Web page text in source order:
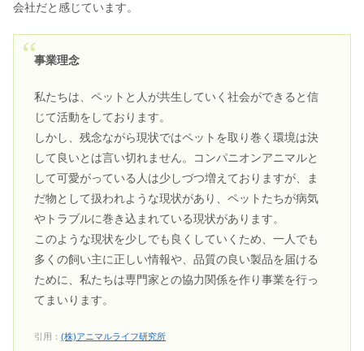
会社だと感じています。
事業理念
私たちは、ペットと人が共生していく社会ができると信
じて活動をしております。
しかし、残念ながら現状ではペットを取り巻く環境は決
して良いとは言い切れません。コンパニオンアニマルと
して可愛がっている人は少しづつ増えておりますが、ま
だ物として扱われような現状があり、ペットたちが病気
やトラブルに巻き込まれている現状があります。
このような現状を少しでも良くしていくため、一人でも
多くの飼い主に正しい情報や、品質の良い製品を届ける
ために、私たちは専門家との協力関係を作り事業を行っ
てまいります。
引用：(株)アニマルライフ研究所